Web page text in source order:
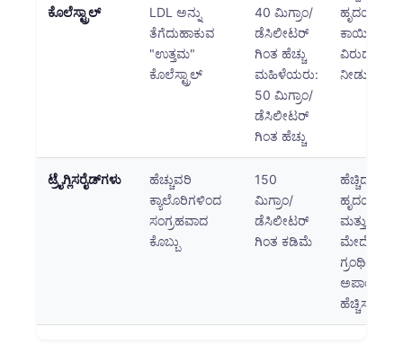
ಕೊಲೆಸ್ಟ್ರಾಲ್
LDL ಅನ್ನು
ತೆಗೆದುಹಾಕುವ
"ಉತ್ತಮ"
ಕೊಲೆಸ್ಟ್ರಾಲ್
40 ಮಿಗ್ರಾಂ/
ಡೆಸಿಲೀಟರ್
ಗಿಂತ ಹೆಚ್ಚು
ಮಹಿಳೆಯರು:
50 ಮಿಗ್ರಾಂ/
ಡೆಸಿಲೀಟರ್
ಗಿಂತ ಹೆಚ್ಚು
ಹೃದಯ
ಕಾಯಿಲೆಯ
ವಿರುದ್ಧ ರಕ್ಷಣೆ
ನೀಡುತ್ತವೆ
ಟ್ರೈಗ್ಲಿಸರೈಡ್‌ಗಳು
ಹೆಚ್ಚುವರಿ
ಕ್ಯಾಲೊರಿಗಳಿಂದ
ಸಂಗ್ರಹವಾದ
ಕೊಬ್ಬು
150
ಮಿಗ್ರಾಂ/
ಡೆಸಿಲೀಟರ್
ಗಿಂತ ಕಡಿಮೆ
ಹೆಚ್ಚಿದ
ಹೃದಯ
ಮತ್ತು
ಗ್ರಂಥಿಯ
ಹೆಚ್ಚಿಸುತ್ತವೆ
Беларуская мова
Frysk